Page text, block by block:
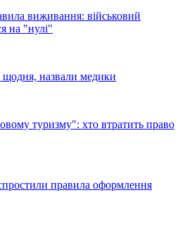
виживання: військовий
на "нулі"
щодня, назвали медики
туризму": хто втратить право
правила оформлення